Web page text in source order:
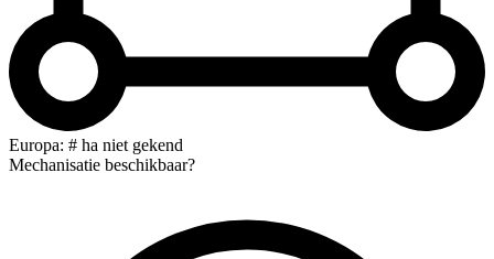
Europa: # ha niet gekend
Mechanisatie beschikbaar?